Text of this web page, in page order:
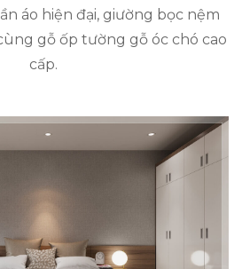
áo hiện đại, giường bọc nệm
gỗ ốp tường gỗ óc chó cao
cấp.